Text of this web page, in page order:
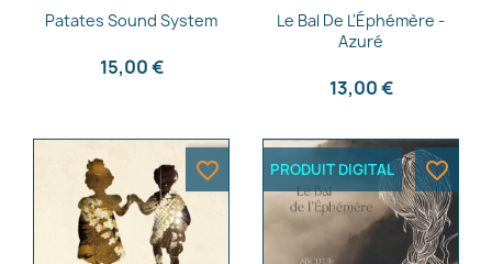
Aperçu rapide
Patates Sound System
15,00 €
Aperçu rapide
Le Bal De L'Éphémère -
Azuré
13,00 €
favorite_border PRODUIT DIGITAL favorite_border